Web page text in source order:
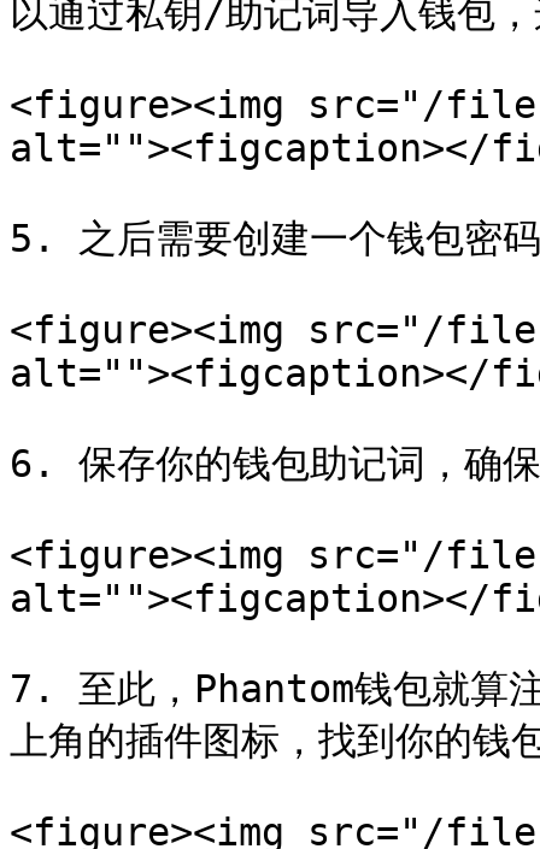
以通过私钥/助记词导入钱包
<figure><img src="/files/
alt=""><figcaption></
5. 之后需要创建一个钱包密
<figure><img src="/files/
alt=""><figcaption></
6. 保存你的钱包助记词，确
<figure><img src="/files/
alt=""><figcaption></
7. 至此，Phantom钱包就算
上角的插件图标，找到你的钱
<figure><img src="/files/